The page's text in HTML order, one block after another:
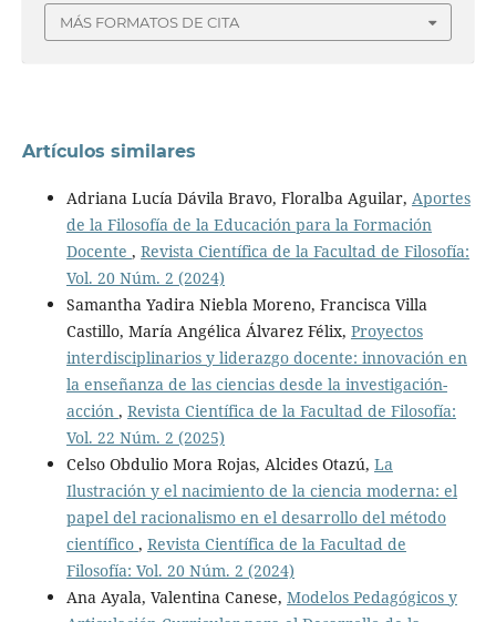
MÁS FORMATOS DE CITA
Artículos similares
Adriana Lucía Dávila Bravo, Floralba Aguilar, Aportes
de la Filosofía de la Educación para la Formación
Docente , Revista Científica de la Facultad de Filosofía:
Vol. 20 Núm. 2 (2024)
Samantha Yadira Niebla Moreno, Francisca Villa
Castillo, María Angélica Álvarez Félix, Proyectos
interdisciplinarios y liderazgo docente: innovación en
la enseñanza de las ciencias desde la investigación-
acción , Revista Científica de la Facultad de Filosofía:
Vol. 22 Núm. 2 (2025)
Celso Obdulio Mora Rojas, Alcides Otazú, La
Ilustración y el nacimiento de la ciencia moderna: el
papel del racionalismo en el desarrollo del método
científico , Revista Científica de la Facultad de
Filosofía: Vol. 20 Núm. 2 (2024)
Ana Ayala, Valentina Canese, Modelos Pedagógicos y